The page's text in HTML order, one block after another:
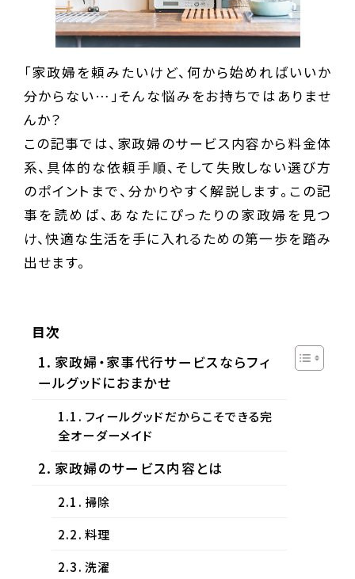
「家政婦を頼みたいけど、何から始めればいいか
分からない…」そんな悩みをお持ちではありませ
んか？
この記事では、家政婦のサービス内容から料金体
系、具体的な依頼手順、そして失敗しない選び方
のポイントまで、分かりやすく解説します。この記
事を読めば、あなたにぴったりの家政婦を見つ
け、快適な生活を手に入れるための第一歩を踏み
出せます。
目次
家政婦・家事代行サービスならフィ
ールグッドにおまかせ
フィールグッドだからこそできる完
全オーダーメイド
家政婦のサービス内容とは
掃除
料理
洗濯